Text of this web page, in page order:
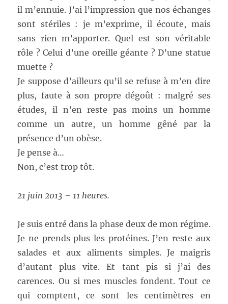
il m’ennuie. J’ai l’impression que nos échanges
sont stériles : je m’exprime, il écoute, mais
sans rien m’apporter. Quel est son véritable
rôle ? Celui d’une oreille géante ? D’une statue
muette ?
Je suppose d’ailleurs qu’il se refuse à m’en dire
plus, faute à son propre dégoût : malgré ses
études, il n’en reste pas moins un homme
comme un autre, un homme gêné par la
présence d’un obèse.
Je pense à…
Non, c’est trop tôt.
21 juin 2013 – 11 heures.
Je suis entré dans la phase deux de mon régime.
Je ne prends plus les protéines. J’en reste aux
salades et aux aliments simples. Je maigris
d’autant plus vite. Et tant pis si j’ai des
carences. Ou si mes muscles fondent. Tout ce
qui comptent, ce sont les centimètres en